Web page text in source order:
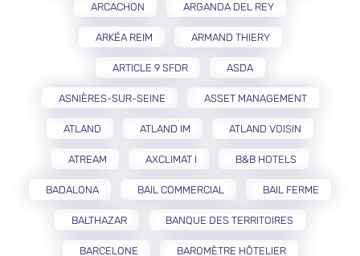
ARCACHON ARGANDA DEL REY
ARKÉA REIM ARMAND THIERY
ARTICLE 9 SFDR ASDA
ASNIÈRES-SUR-SEINE ASSET MANAGEMENT
ATLAND ATLAND IM ATLAND VOISIN
ATREAM AXCLIMAT I B&B HOTELS
BADALONA BAIL COMMERCIAL BAIL FERME
BALTHAZAR BANQUE DES TERRITOIRES
BARCELONE BAROMÈTRE HÔTELIER